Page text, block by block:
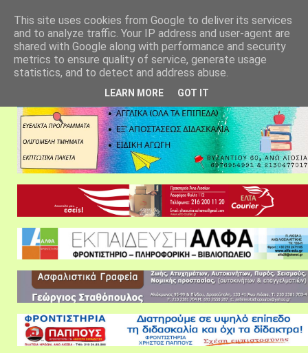
This site uses cookies from Google to deliver its services
and to analyze traffic. Your IP address and user-agent are
shared with Google along with performance and security
metrics to ensure quality of service, generate usage
statistics, and to detect and address abuse.
LEARN MORE GOT IT